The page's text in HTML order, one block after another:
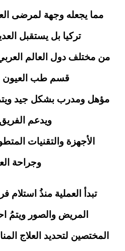
مما يجعله وجهة لمرضى
تركيا بل يستقبل
من مختلف دول العالم العربي
قسم طب العيون
مؤهل ومدرب بشكل جيد
ويدعم
الأجهزة والتقنيات
وجراحة
تبدأ العملية منذُ استلام
المريض والصور ويتمُ
المختصين لتحديد العلاج